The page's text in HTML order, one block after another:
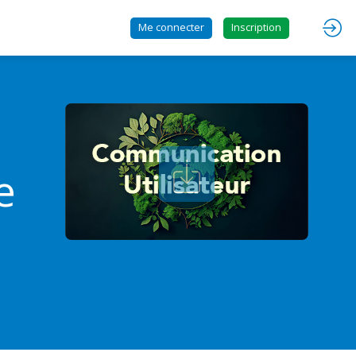
Me connecter Inscription